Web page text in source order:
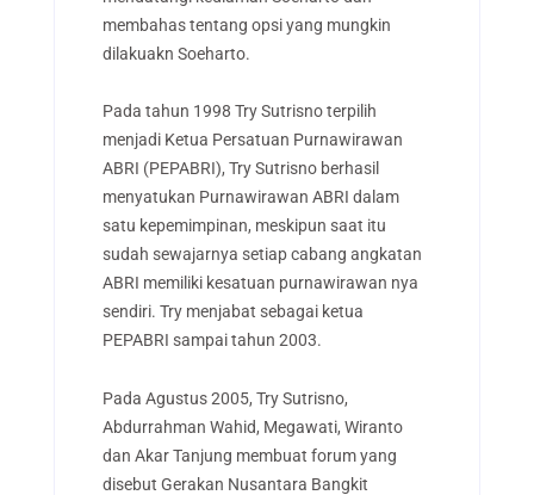
membahas tentang opsi yang mungkin
dilakuakn Soeharto.
Pada tahun 1998 Try Sutrisno terpilih
menjadi Ketua Persatuan Purnawirawan
ABRI (PEPABRI), Try Sutrisno berhasil
menyatukan Purnawirawan ABRI dalam
satu kepemimpinan, meskipun saat itu
sudah sewajarnya setiap cabang angkatan
ABRI memiliki kesatuan purnawirawan nya
sendiri. Try menjabat sebagai ketua
PEPABRI sampai tahun 2003.
Pada Agustus 2005, Try Sutrisno,
Abdurrahman Wahid, Megawati, Wiranto
dan Akar Tanjung membuat forum yang
disebut Gerakan Nusantara Bangkit